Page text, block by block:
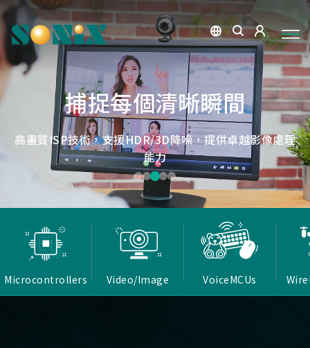
微小核心，巨大力量
松翰MCU：極致效能，智慧應用無所不在
低延遲戰場
Report Rate 性能之巔，松翰電競，掌控每一秒
捕捉每個清晰瞬間
高畫質ISP技術，支援HDR/3D降噪，提供卓越影像處理
能力
點讀魔法，數位學習新體驗
OID光學辨識技術，紙本內容瞬間數位化，開啟互動新篇
章
低延遲，無線視界
確保流暢穩定的影像傳輸
Microcontrollers Video/Image VoiceMCUs